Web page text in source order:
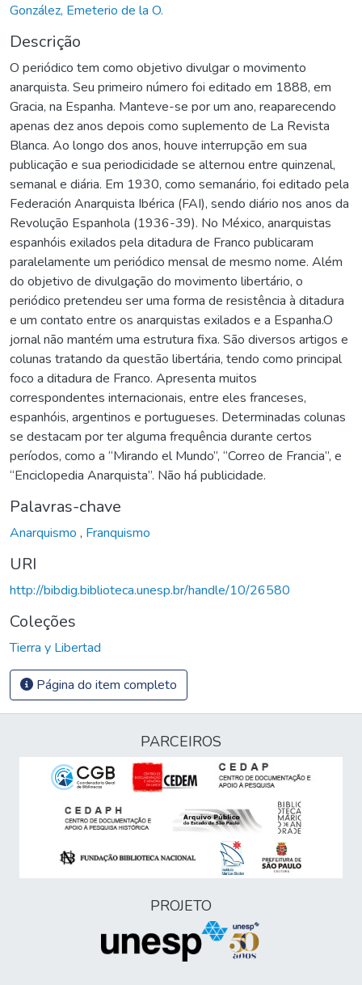
González, Emeterio de la O.
Descrição
O periódico tem como objetivo divulgar o movimento
anarquista. Seu primeiro número foi editado em 1888, em
Gracia, na Espanha. Manteve-se por um ano, reaparecendo
apenas dez anos depois como suplemento de La Revista
Blanca. Ao longo dos anos, houve interrupção em sua
publicação e sua periodicidade se alternou entre quinzenal,
semanal e diária. Em 1930, como semanário, foi editado pela
Federación Anarquista Ibérica (FAI), sendo diário nos anos da
Revolução Espanhola (1936-39). No México, anarquistas
espanhóis exilados pela ditadura de Franco publicaram
paralelamente um periódico mensal de mesmo nome. Além
do objetivo de divulgação do movimento libertário, o
periódico pretendeu ser uma forma de resistência à ditadura
e um contato entre os anarquistas exilados e a Espanha.O
jornal não mantém uma estrutura fixa. São diversos artigos e
colunas tratando da questão libertária, tendo como principal
foco a ditadura de Franco. Apresenta muitos
correspondentes internacionais, entre eles franceses,
espanhóis, argentinos e portugueses. Determinadas colunas
se destacam por ter alguma frequência durante certos
períodos, como a “Mirando el Mundo”, “Correo de Francia”, e
“Enciclopedia Anarquista”. Não há publicidade.
Palavras-chave
Anarquismo , Franquismo
URI
http://bibdig.biblioteca.unesp.br/handle/10/26580
Coleções
Tierra y Libertad
Página do item completo
PARCEIROS
PROJETO